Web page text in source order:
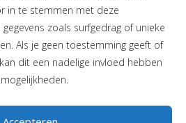
in te stemmen met deze
zoals surfgedrag of unieke
Als je geen toestemming geeft of
dit een nadelige invloed hebben